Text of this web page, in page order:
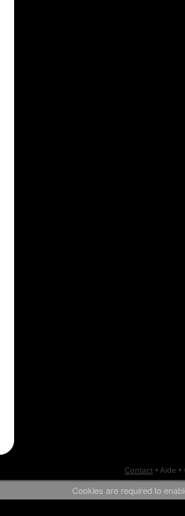
Contact• Aide •
Cookies are required to